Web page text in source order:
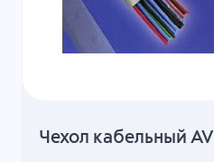
Чехол кабельный